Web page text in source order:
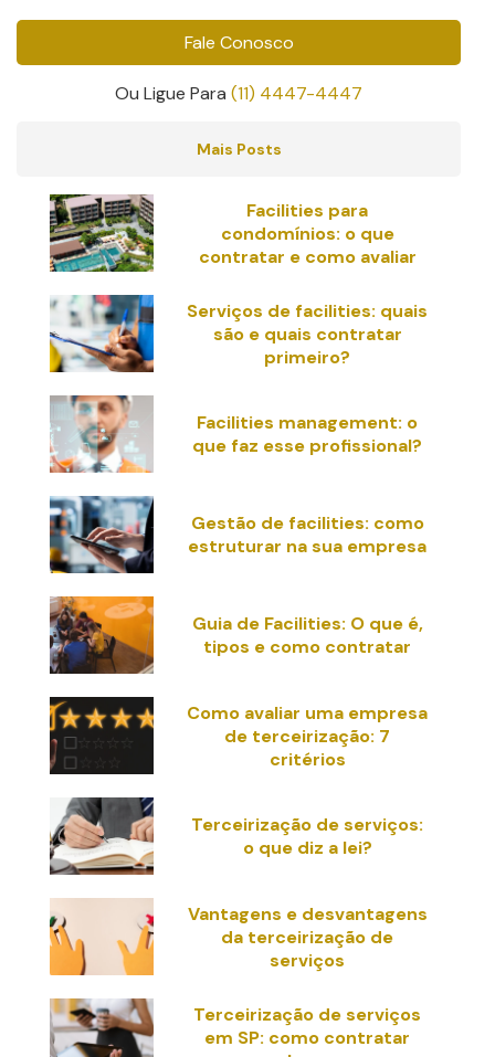
Fale Conosco
Ou Ligue Para (11) 4447-4447
Mais Posts
Facilities para
condomínios: o que
contratar e como avaliar
Serviços de facilities: quais
são e quais contratar
primeiro?
Facilities management: o
que faz esse profissional?
Gestão de facilities: como
estruturar na sua empresa
Guia de Facilities: O que é,
tipos e como contratar
Como avaliar uma empresa
de terceirização: 7
critérios
Terceirização de serviços:
o que diz a lei?
Vantagens e desvantagens
da terceirização de
serviços
Terceirização de serviços
em SP: como contratar